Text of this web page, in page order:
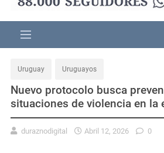
Uruguay Uruguayos
Nuevo protocolo busca
situaciones de violencia en la
duraznodigital Abril 12, 2026 0